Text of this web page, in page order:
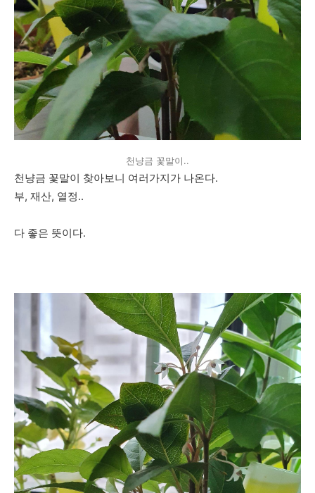
천냥금 꽃말이..
천냥금 꽃말이 찾아보니 여러가지가 나온다.
부, 재산, 열정..
다 좋은 뜻이다.